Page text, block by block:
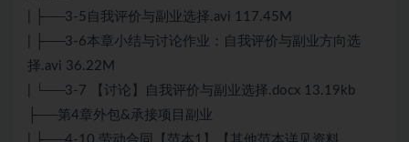
| ├──3-5自我评价与副业选择.avi 117.45M
| ├──3-6本章小结与讨论作业：自我评价与副业方向选
择.avi 36.22M
| └──3-7 【讨论】自我评价与副业选择.docx 13.19kb
├──第4章外包&承接项目副业